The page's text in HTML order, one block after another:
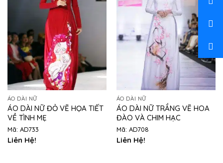
ÁO DÀI NỮ
ÁO DÀI NỮ ĐỎ VẼ HỌA TIẾT
VỀ TÌNH MẸ
Mã: AD733
Liên Hệ!
ÁO DÀI NỮ
ÁO DÀI NỮ TRẮNG VẼ HOA
ĐÀO VÀ CHIM HẠC
Mã: AD708
Liên Hệ!